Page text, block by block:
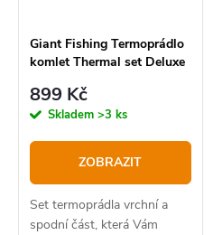
Giant Fishing Termoprádlo
komlet Thermal set Deluxe
899 Kč
Skladem >3 ks
ZOBRAZIT
Set termoprádla vrchní a
spodní část, která Vám